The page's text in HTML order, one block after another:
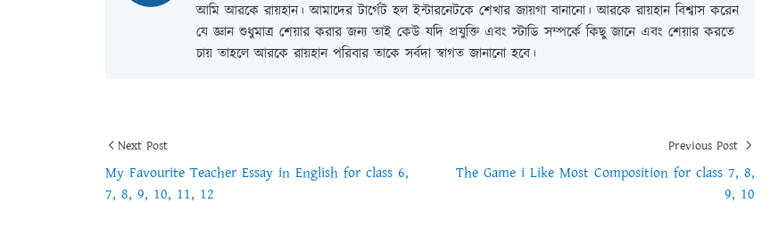
আমি আরকে রায়হান। আমাদের টার্গেট হল ইন্টারনেটকে শেখার জায়গা বানানো। আরকে রায়হান বিশ্বাস করেন
যে জ্ঞান শুধুমাত্র শেয়ার করার জন্য তাই কেউ যদি প্রযুক্তি এবং স্টাডি সম্পর্কে কিছু জানে এবং শেয়ার করতে
চায় তাহলে আরকে রায়হান পরিবার তাকে সর্বদা স্বাগত জানানো হবে।
Next Post
My Favourite Teacher Essay in English for class 6,
7, 8, 9, 10, 11, 12
Previous Post
The Game i Like Most Composition for class 7, 8,
9, 10